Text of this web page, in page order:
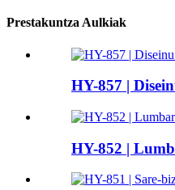
Prestakuntza Aulkiak
HY-857 |
HY-852 |